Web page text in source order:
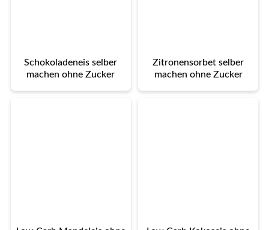
Schokoladeneis selber
machen ohne Zucker
Zitronensorbet selber
machen ohne Zucker